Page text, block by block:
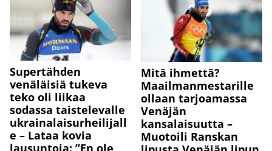
Supertähden
venäläisiä tukeva
teko oli liikaa
sodassa taistelevalle
ukrainalaisurheilijall
e – Lataa kovia
Mitä ihmettä?
Maailmanmestarille
ollaan tarjoamassa
Venäjän
kansalaisuutta –
Muotoili Ranskan